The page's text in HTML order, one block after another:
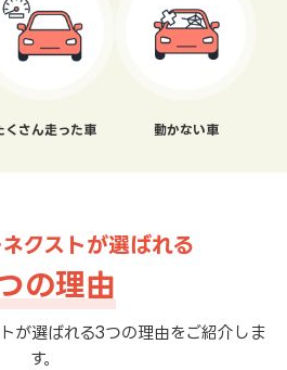
くさん走った車 動かない車
クストが選ばれる
の理由
が選ばれる3つの理由をご紹介しま
す。